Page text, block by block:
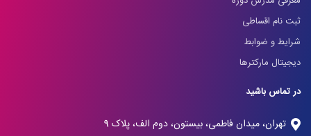
ثبت نام اقساطی
شرایط و ضوابط
دیجیتال مارکترها
در تماس باشید
تهران، میدان فاطمی، بیستون، دوم الف، پلاک 9